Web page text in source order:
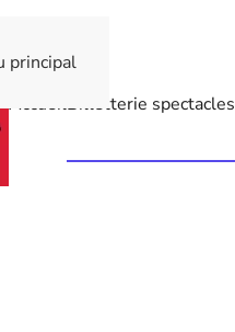
principal
AccueilBilletterie spectacles